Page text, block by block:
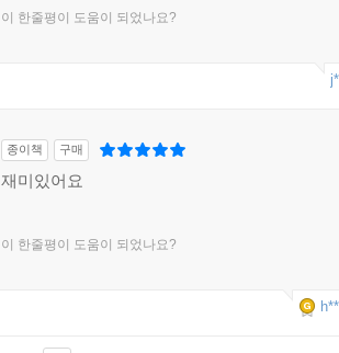
이 한줄평이 도움이 되었나요?
종이책 구매
재미있어요
이 한줄평이 도움이 되었나요?